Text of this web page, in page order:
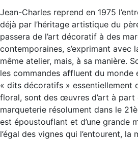
Jean-Charles reprend en 1975
déjà par l’héritage artistique du
passera de l’art décoratif à des
contemporaines, s’exprimant avec
même atelier, mais, à sa manière.
les commandes affluent du monde
« dits décoratifs » essentiellement
floral, sont des œuvres d’art à part
marqueterie résolument dans le
est époustouflant et d’une grande
l’égal des vignes qui l’entourent, la